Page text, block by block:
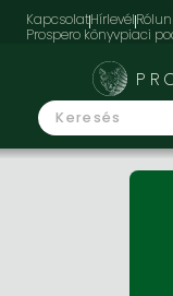
KapcsolatHírlevél
Prospero könyvpiaci